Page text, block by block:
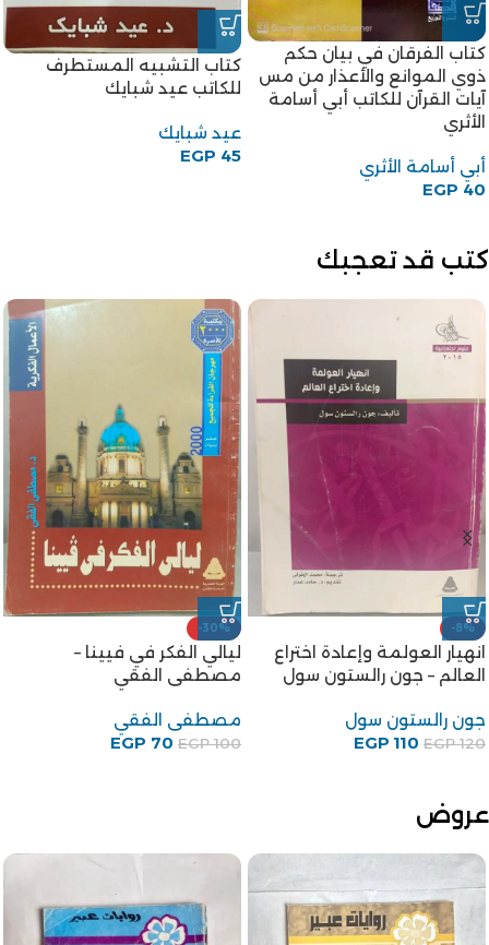
-18%
كتاب المرأة الجديدة للكاتب
قاسم أمين
قاسم أمين
EGP55
EGP 45
-18%
كتاب أحكام الحيض والنفاس
للكاتبة أم الحسن رحاب بنت
محمد الخولي
أم الحسن رحاب بنت محمد
الخولي
كتب قد تعجبك
-8%
انهيار العولمة وإعادة اختراع
العالم – جون رالستون سول
جون رالستون سول
EGP120
EGP 110
-30%
ليالي الفكر في فيينا –
مصطفى الفقي
مصطفى الفقي
EGP100
EGP 70
عروض